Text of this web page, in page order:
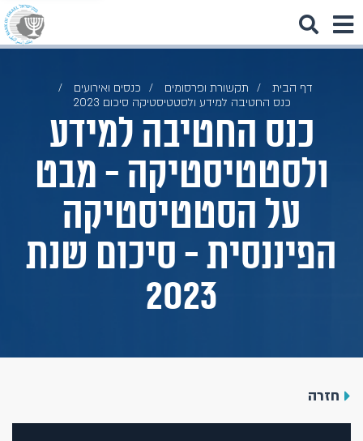
דף הבית תקשורת ופרסומים
כנסים ואירועים
כנס החטיבה למידע ולסטטיסטיקה סיכום 2023
כנס החטיבה למידע
ולסטטיסטיקה - מבט
על הסטטיסטיקה
הפיננסית - סיכום שנת
2023
חזרה